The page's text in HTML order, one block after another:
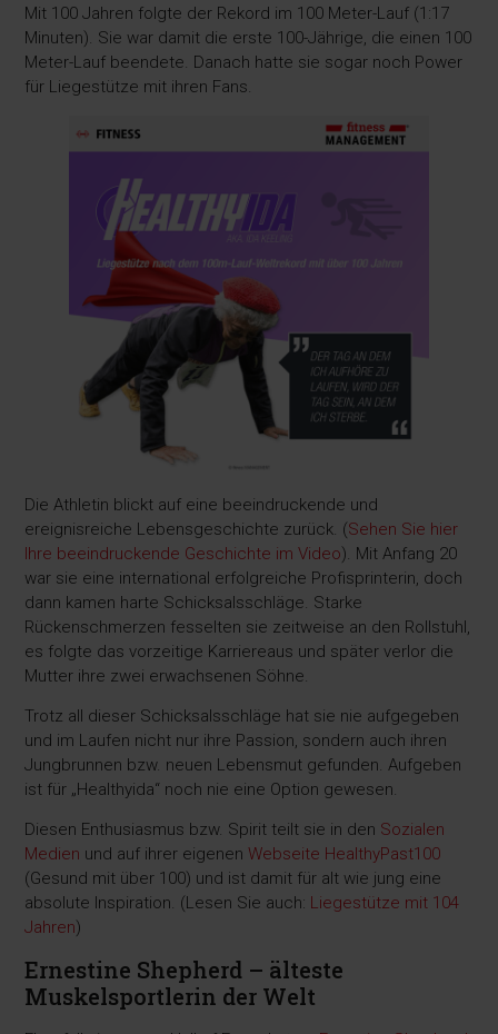
Mit 100 Jahren folgte der Rekord im 100 Meter-Lauf (1:17
Minuten). Sie war damit die erste 100-Jährige, die einen 100
Meter-Lauf beendete. Danach hatte sie sogar noch Power
für Liegestütze mit ihren Fans.
Die Athletin blickt auf eine beeindruckende und
ereignisreiche Lebensgeschichte zurück. (Sehen Sie hier
Ihre beeindruckende Geschichte im Video). Mit Anfang 20
war sie eine international erfolgreiche Profisprinterin, doch
dann kamen harte Schicksalsschläge. Starke
Rückenschmerzen fesselten sie zeitweise an den Rollstuhl,
es folgte das vorzeitige Karriereaus und später verlor die
Mutter ihre zwei erwachsenen Söhne.
Trotz all dieser Schicksalsschläge hat sie nie aufgegeben
und im Laufen nicht nur ihre Passion, sondern auch ihren
Jungbrunnen bzw. neuen Lebensmut gefunden. Aufgeben
ist für „Healthyida“ noch nie eine Option gewesen.
Diesen Enthusiasmus bzw. Spirit teilt sie in den Sozialen
Medien und auf ihrer eigenenWebseite HealthyPast100
(Gesund mit über 100) und ist damit für alt wie jung eine
absolute Inspiration. (Lesen Sie auch: Liegestütze mit 104
Jahren)
Ernestine Shepherd – älteste
Muskelsportlerin der Welt